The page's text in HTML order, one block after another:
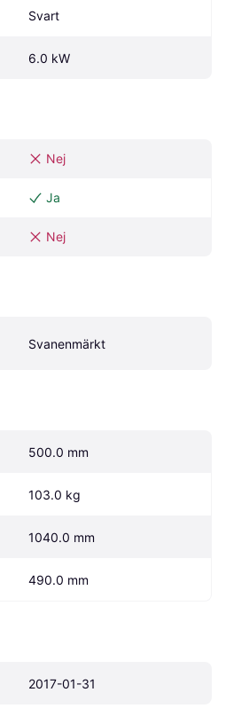
Svart
6.0 kW
Nej
Ja
Nej
Svanenmärkt
500.0 mm
103.0 kg
1040.0 mm
490.0 mm
2017-01-31